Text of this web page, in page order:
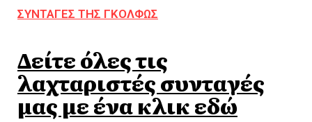
ΣΥΝΤΑΓΕΣ ΤΗΣ ΓΚΟΛΦΩΣ
Δείτε όλες τις
λαχταριστές συνταγές
μας με ένα κλικ εδώ